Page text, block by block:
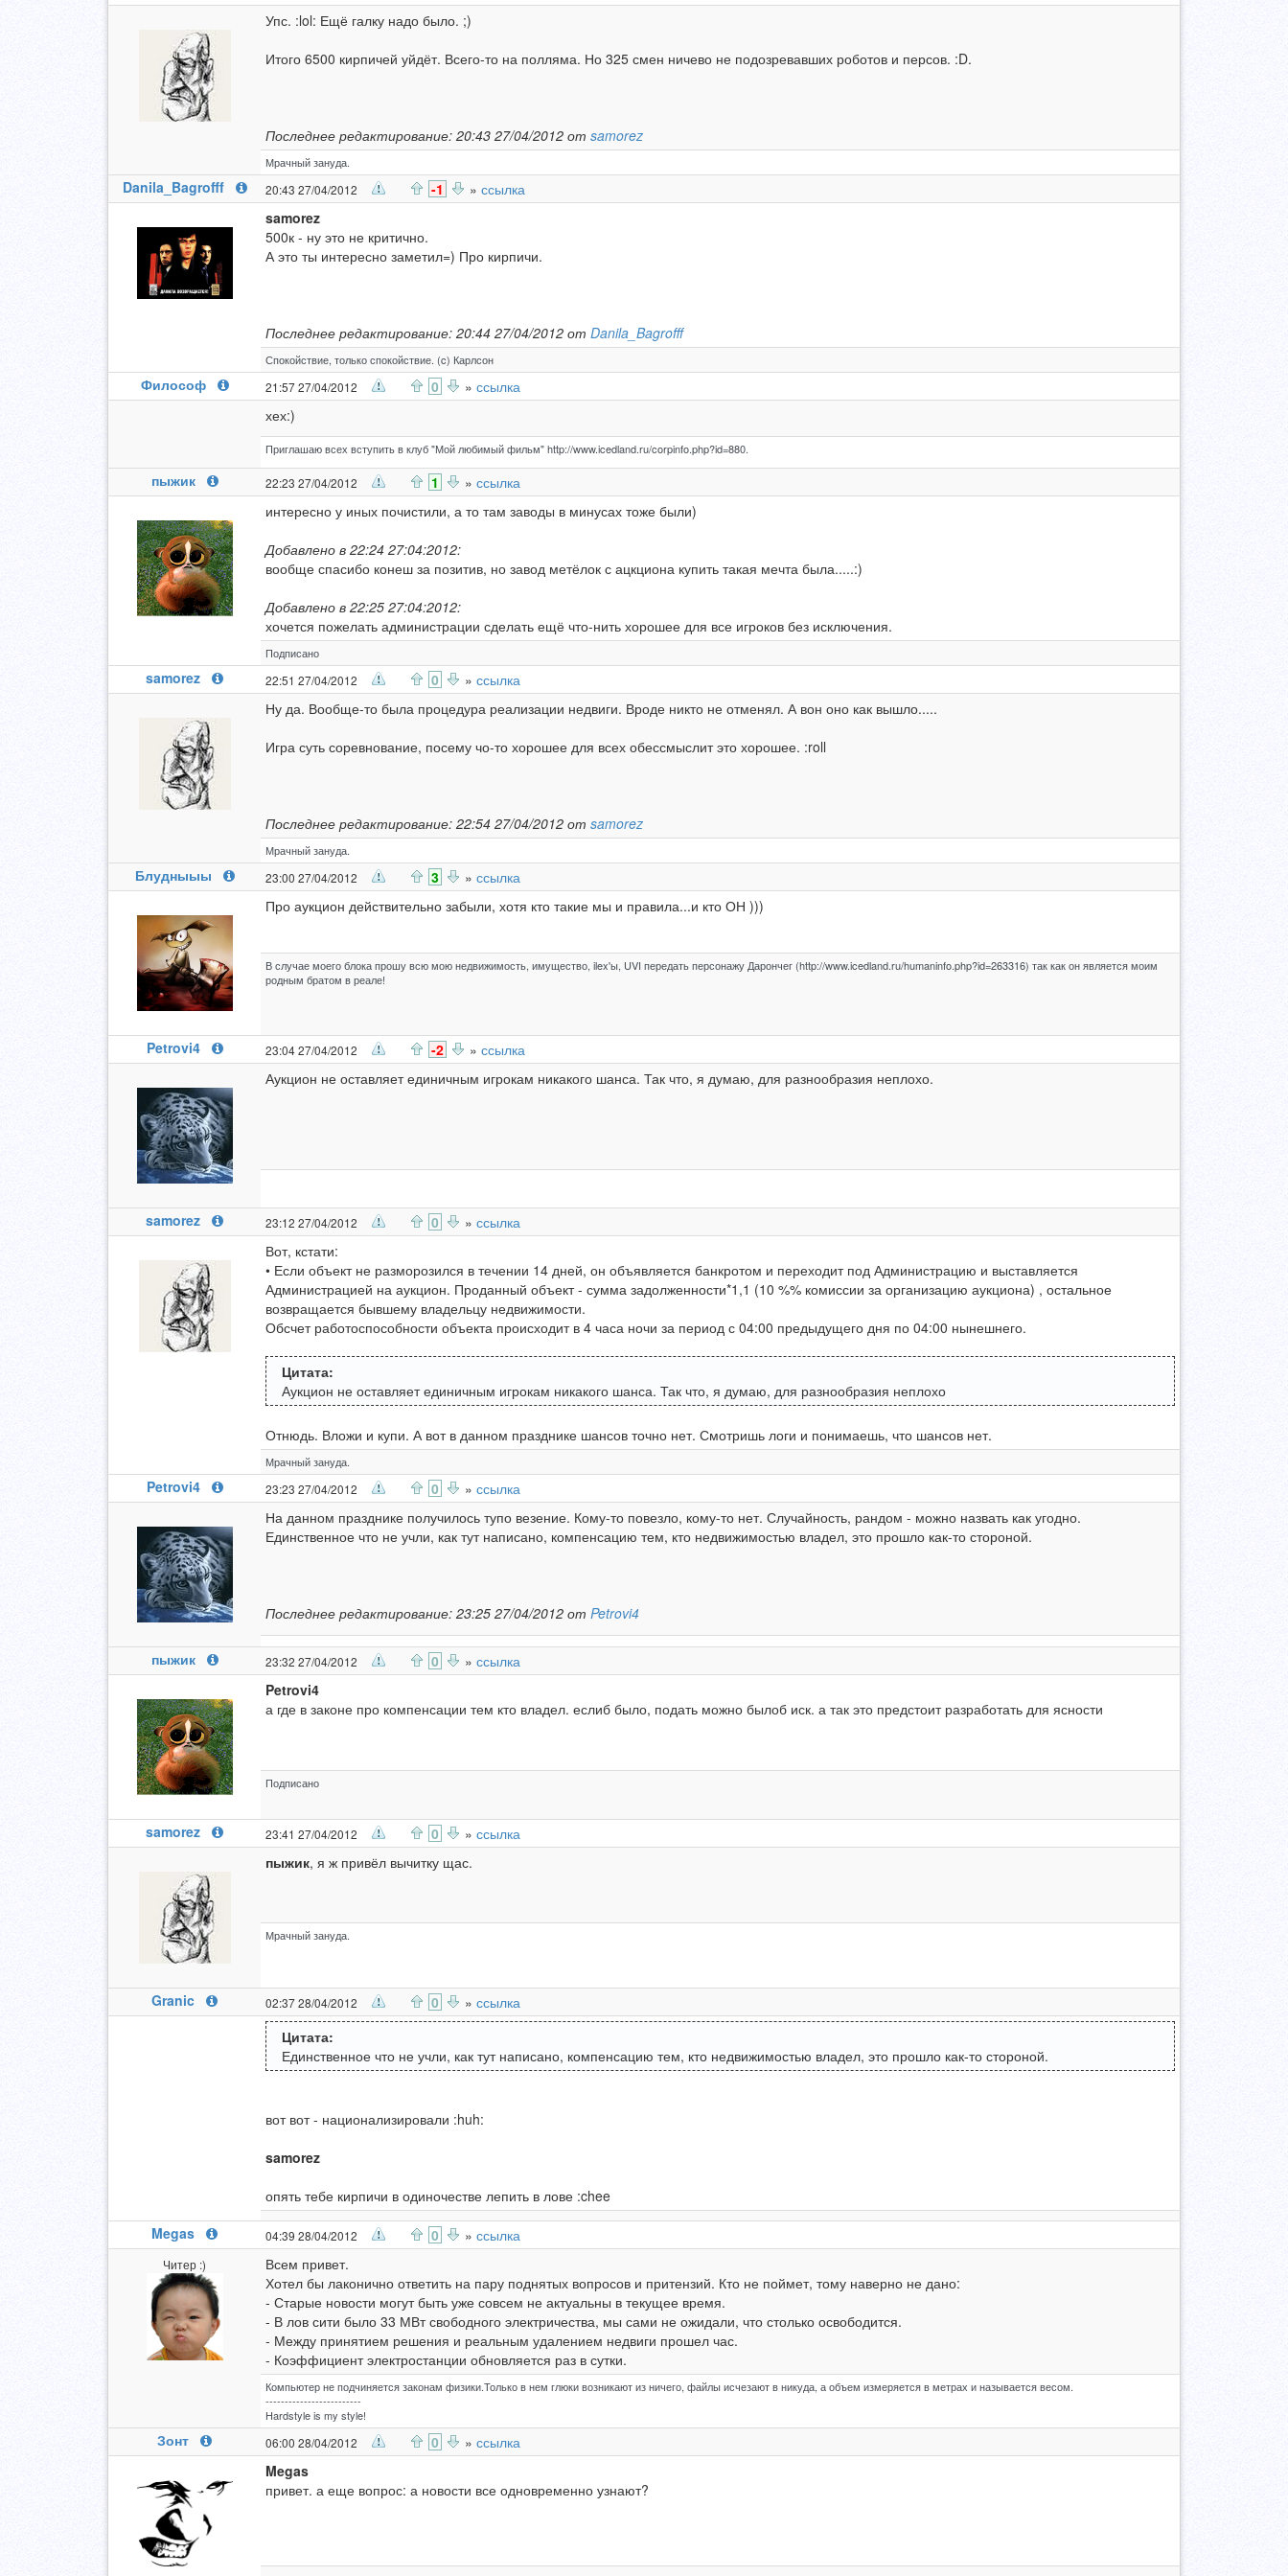
Упс. :lol: Ещё галку надо было. ;)
Итого 6500 кирпичей уйдёт. Всего-то на полляма. Но 325 смен ничево не подозревавших роботов и персов. :D.
Последнее редактирование: 20:43 27/04/2012 от samorez
Мрачный зануда.
Danila_Bagrofff 20:43 27/04/2012 -1 » ссылка
samorez
500к - ну это не критично.
А это ты интересно заметил=) Про кирпичи.
Последнее редактирование: 20:44 27/04/2012 от Danila_Bagrofff
Спокойствие, только спокойствие. (c) Карлсон
Философ 21:57 27/04/2012 0 » ссылка
хех:)
Приглашаю всех вступить в клуб "Мой любимый фильм" http://www.icedland.ru/corpinfo.php?id=880.
пыжик 22:23 27/04/2012 1 » ссылка
интересно у иных почистили, а то там заводы в минусах тоже были)
Добавлено в 22:24 27:04:2012:
вообще спасибо конеш за позитив, но завод метёлок с ацкциона купить такая мечта была.....:)
Добавлено в 22:25 27:04:2012:
хочется пожелать администрации сделать ещё что-нить хорошее для все игроков без исключения.
Подписано
samorez 22:51 27/04/2012 0 » ссылка
Ну да. Вообще-то была процедура реализации недвиги. Вроде никто не отменял. А вон оно как вышло.....
Игра суть соревнование, посему чо-то хорошее для всех обессмыслит это хорошее. :roll
Последнее редактирование: 22:54 27/04/2012 от samorez
Мрачный зануда.
Блудныыы 23:00 27/04/2012 3 » ссылка
Про аукцион действительно забыли, хотя кто такие мы и правила...и кто ОН )))
В случае моего блока прошу всю мою недвижимость, имущество, ilex'ы, UVI передать персонажу Дарончег (http://www.icedland.ru/humaninfo.php?id=263316) так как он является моим
родным братом в реале!
Petrovi4 23:04 27/04/2012 -2 » ссылка
Аукцион не оставляет единичным игрокам никакого шанса. Так что, я думаю, для разнообразия неплохо.
samorez 23:12 27/04/2012 0 » ссылка
Вот, кстати:
• Если объект не разморозился в течении 14 дней, он объявляется банкротом и переходит под Администрацию и выставляется
Администрацией на аукцион. Проданный объект - сумма задолженности*1,1 (10 %% комиссии за организацию аукциона) , остальное
возвращается бывшему владельцу недвижимости.
Обсчет работоспособности объекта происходит в 4 часа ночи за период с 04:00 предыдущего дня по 04:00 нынешнего.
Цитата:
Аукцион не оставляет единичным игрокам никакого шанса. Так что, я думаю, для разнообразия неплохо
Отнюдь. Вложи и купи. А вот в данном празднике шансов точно нет. Смотришь логи и понимаешь, что шансов нет.
Мрачный зануда.
Petrovi4 23:23 27/04/2012 0 » ссылка
На данном празднике получилось тупо везение. Кому-то повезло, кому-то нет. Случайность, рандом - можно назвать как угодно.
Единственное что не учли, как тут написано, компенсацию тем, кто недвижимостью владел, это прошло как-то стороной.
Последнее редактирование: 23:25 27/04/2012 от Petrovi4
пыжик 23:32 27/04/2012 0 » ссылка
Petrovi4
а где в законе про компенсации тем кто владел. еслиб было, подать можно былоб иск. а так это предстоит разработать для ясности
Подписано
samorez 23:41 27/04/2012 0 » ссылка
пыжик, я ж привёл вычитку щас.
Мрачный зануда.
Granic 02:37 28/04/2012 0 » ссылка
Цитата:
Единственное что не учли, как тут написано, компенсацию тем, кто недвижимостью владел, это прошло как-то стороной.
вот вот - национализировали :huh:
samorez
опять тебе кирпичи в одиночестве лепить в лове :chee
Megas
04:39 28/04/2012 0 » ссылка
Читер :)
Всем привет.
Хотел бы лаконично ответить на пару поднятых вопросов и притензий. Кто не поймет, тому наверно не дано:
- Старые новости могут быть уже совсем не актуальны в текущее время.
- В лов сити было 33 МВт свободного электричества, мы сами не ожидали, что столько освободится.
- Между принятием решения и реальным удалением недвиги прошел час.
- Коэффициент электростанции обновляется раз в сутки.
Компьютер не подчиняется законам физики.Только в нем глюки возникают из ничего, файлы исчезают в никуда, а объем измеряется в метрах и называется весом.
-------------------------
Hardstyle is my style!
Зонт 06:00 28/04/2012 0 » ссылка
Megas
привет. а еще вопрос: а новости все одновременно узнают?